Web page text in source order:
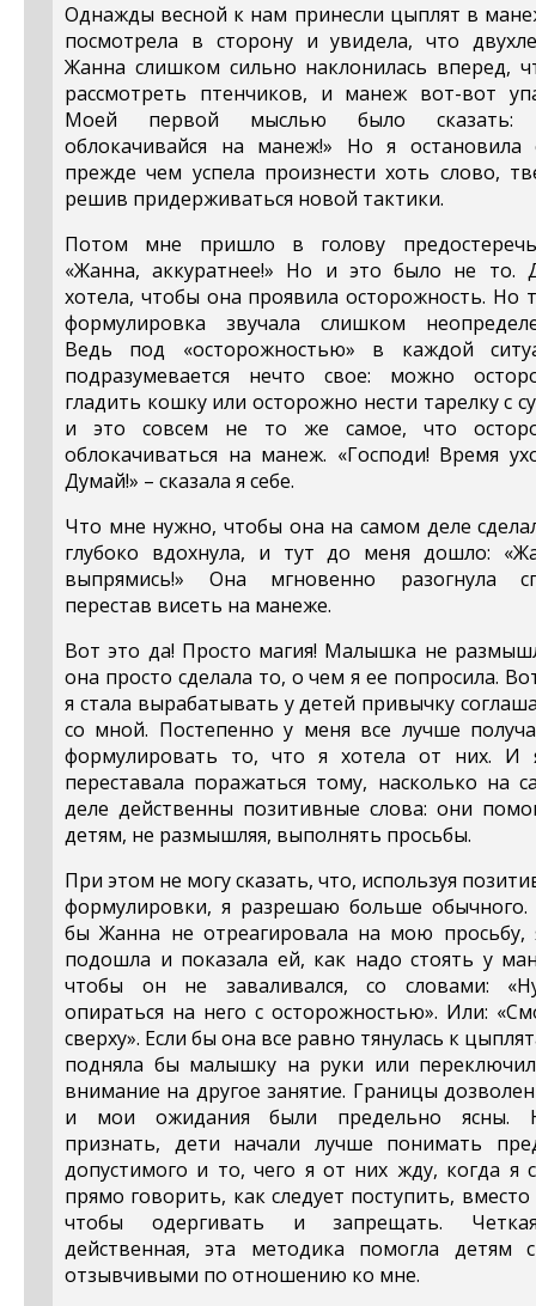
Однажды весной к нам принесли цыплят в
посмотрела в сторону и увидела, что
Жанна слишком сильно наклонилась вперед,
рассмотреть птенчиков, и манеж вот-вот
Моей первой мыслью было сказать:
облокачивайся на манеж!» Но я остановила
прежде чем успела произнести хоть слово,
решив придерживаться новой тактики.
Потом мне пришло в голову
«Жанна, аккуратнее!» Но и это было не то.
хотела, чтобы она проявила осторожность. Но
формулировка звучала слишком
Ведь под «осторожностью» в каждой
подразумевается нечто свое: можно
гладить кошку или осторожно нести тарелку с
и это совсем не то же самое, что
облокачиваться на манеж. «Господи! Время
Думай!» – сказала я себе.
Что мне нужно, чтобы она на самом деле
глубоко вдохнула, и тут до меня дошло:
выпрямись!» Она мгновенно разогнула
перестав висеть на манеже.
Вот это да! Просто магия! Малышка не
она просто сделала то, о чем я ее попросила.
я стала вырабатывать у детей привычку
со мной. Постепенно у меня все лучше
формулировать то, что я хотела от них. И
переставала поражаться тому, насколько на
деле действенны позитивные слова: они
детям, не размышляя, выполнять просьбы.
При этом не могу сказать, что, используя
формулировки, я разрешаю больше обычного.
бы Жанна не отреагировала на мою просьбу,
подошла и показала ей, как надо стоять у
чтобы он не заваливался, со словами:
опираться на него с осторожностью». Или:
сверху». Если бы она все равно тянулась к
подняла бы малышку на руки или
внимание на другое занятие. Границы
и мои ожидания были предельно ясны.
признать, дети начали лучше понимать
допустимого и то, чего я от них жду, когда я
прямо говорить, как следует поступить, вместо
чтобы одергивать и запрещать.
действенная, эта методика помогла детям
отзывчивыми по отношению ко мне.